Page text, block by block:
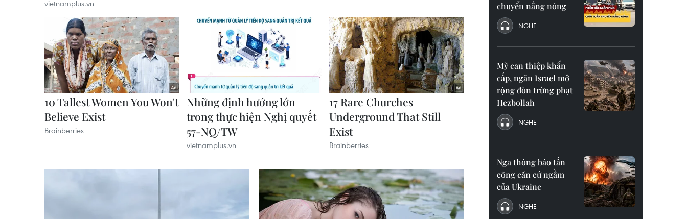
chuyển nắng nóng
NGHE
Mỹ can thiệp khẩn
cấp, ngăn Israel mở
rộng đòn trừng phạt
Hezbollah
NGHE
Nga thông báo tấn
công căn cứ ngầm
của Ukraine
NGHE